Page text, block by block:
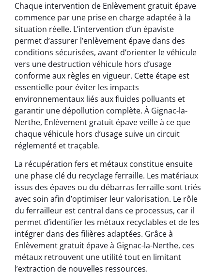
Chaque intervention de Enlèvement gratuit épave
commence par une prise en charge adaptée à la
situation réelle. L’intervention d’un épaviste
permet d’assurer l’enlèvement épave dans des
conditions sécurisées, avant d’orienter le véhicule
vers une destruction véhicule hors d’usage
conforme aux règles en vigueur. Cette étape est
essentielle pour éviter les impacts
environnementaux liés aux fluides polluants et
garantir une dépollution complète. À Gignac-la-
Nerthe, Enlèvement gratuit épave veille à ce que
chaque véhicule hors d’usage suive un circuit
réglementé et traçable.
La récupération fers et métaux constitue ensuite
une phase clé du recyclage ferraille. Les matériaux
issus des épaves ou du débarras ferraille sont triés
avec soin afin d’optimiser leur valorisation. Le rôle
du ferrailleur est central dans ce processus, car il
permet d’identifier les métaux recyclables et de les
intégrer dans des filières adaptées. Grâce à
Enlèvement gratuit épave à Gignac-la-Nerthe, ces
métaux retrouvent une utilité tout en limitant
l’extraction de nouvelles ressources.